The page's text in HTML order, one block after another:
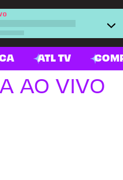
ATL TV
AO VIVO